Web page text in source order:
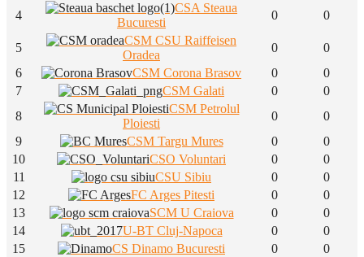
4
CSA Steaua
Bucuresti
0 0
5
CSM CSU Raiffeisen
Oradea
0
0
6
CSM Corona Brasov 0
0
7
CSM Galati 0
0
8
CSM Petrolul
Ploiesti
0
0
9
CSM Targu Mures 0
0
10
CSO Voluntari 0
0
11
CSU Sibiu 0
0
12
FC Arges Pitesti 0
0
13
SCM U Craiova 0
0
14
U-BT Cluj-Napoca 0
0
15
CS Dinamo Bucuresti 0
0